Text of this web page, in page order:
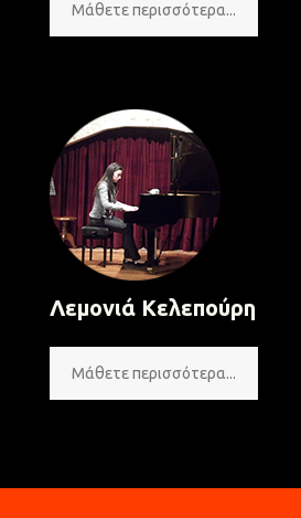
Μάθετε περισσότερα...
Λεμονιά Κελεπούρη
Μάθετε περισσότερα...